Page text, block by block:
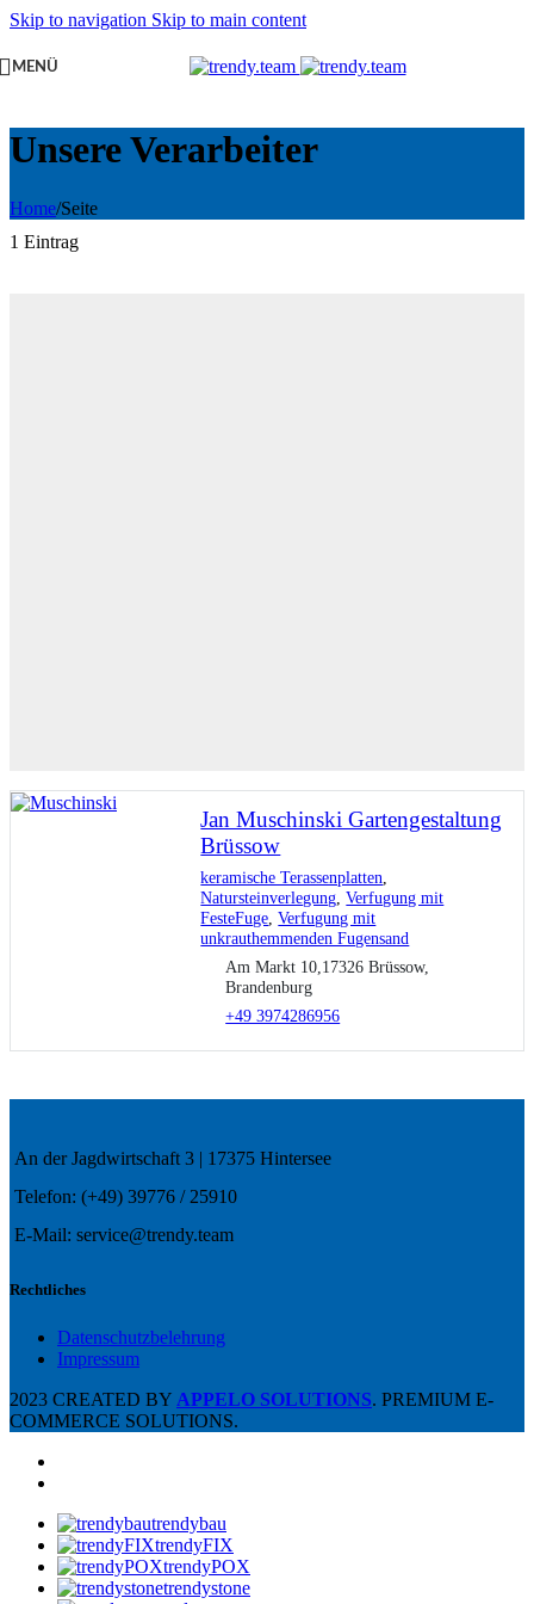
Skip to navigation Skip to main content
MENÜ
Unsere Verarbeiter
Home/Seite
1 Eintrag
Jan Muschinski Gartengestaltung
Brüssow
keramische Terassenplatten
Natursteinverlegung ,Verfugung mit
FesteFuge ,Verfugung mit
unkrauthemmenden Fugensand
Am Markt 10,17326 Brüssow,
Brandenburg
+49 3974286956
An der Jagdwirtschaft 3 | 17375 Hintersee
Telefon: (+49) 39776 / 25910
E-Mail: service@trendy.team
Rechtliches
Datenschutzbelehrung
Impressum
2023 CREATED BY APPELO SOLUTIONS. PREMIUM E-
COMMERCE SOLUTIONS.
trendybau
trendyFIX
trendyPOX
trendystone